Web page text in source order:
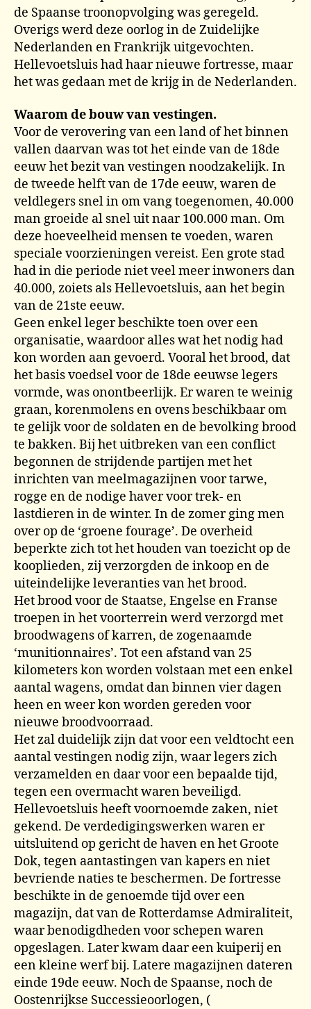
de Spaanse troonopvolging was geregeld.
Overigs werd deze oorlog in de Zuidelijke
Nederlanden en Frankrijk uitgevochten.
Hellevoetsluis had haar nieuwe fortresse, maar
het was gedaan met de krijg in de Nederlanden.
Waarom de bouw van vestingen.
Voor de verovering van een land of het binnen
vallen daarvan was tot het einde van de 18de
eeuw het bezit van vestingen noodzakelijk. In
de tweede helft van de 17de eeuw, waren de
veldlegers snel in om vang toegenomen, 40.000
man groeide al snel uit naar 100.000 man. Om
deze hoeveelheid mensen te voeden, waren
speciale voorzieningen vereist. Een grote stad
had in die periode niet veel meer inwoners dan
40.000, zoiets als Hellevoetsluis, aan het begin
van de 21ste eeuw.
Geen enkel leger beschikte toen over een
organisatie, waardoor alles wat het nodig had
kon worden aan gevoerd. Vooral het brood, dat
het basis voedsel voor de 18de eeuwse legers
vormde, was onontbeerlijk. Er waren te weinig
graan, korenmolens en ovens beschikbaar om
te gelijk voor de soldaten en de bevolking brood
te bakken. Bij het uitbreken van een conflict
begonnen de strijdende partijen met het
inrichten van meelmagazijnen voor tarwe,
rogge en de nodige haver voor trek- en
lastdieren in de winter. In de zomer ging men
over op de ‘groene fourage’. De overheid
beperkte zich tot het houden van toezicht op de
kooplieden, zij verzorgden de inkoop en de
uiteindelijke leveranties van het brood.
Het brood voor de Staatse, Engelse en Franse
troepen in het voorterrein werd verzorgd met
broodwagens of karren, de zogenaamde
‘munitionnaires’. Tot een afstand van 25
kilometers kon worden volstaan met een enkel
aantal wagens, omdat dan binnen vier dagen
heen en weer kon worden gereden voor
nieuwe broodvoorraad.
Het zal duidelijk zijn dat voor een veldtocht een
aantal vestingen nodig zijn, waar legers zich
verzamelden en daar voor een bepaalde tijd,
tegen een overmacht waren beveiligd.
Hellevoetsluis heeft voornoemde zaken, niet
gekend. De verdedigingswerken waren er
uitsluitend op gericht de haven en het Groote
Dok, tegen aantastingen van kapers en niet
bevriende naties te beschermen. De fortresse
beschikte in de genoemde tijd over een
magazijn, dat van de Rotterdamse Admiraliteit,
waar benodigdheden voor schepen waren
opgeslagen. Later kwam daar een kuiperij en
een kleine werf bij. Latere magazijnen dateren
einde 19de eeuw. Noch de Spaanse, noch de
Oostenrijkse Successieoorlogen, (